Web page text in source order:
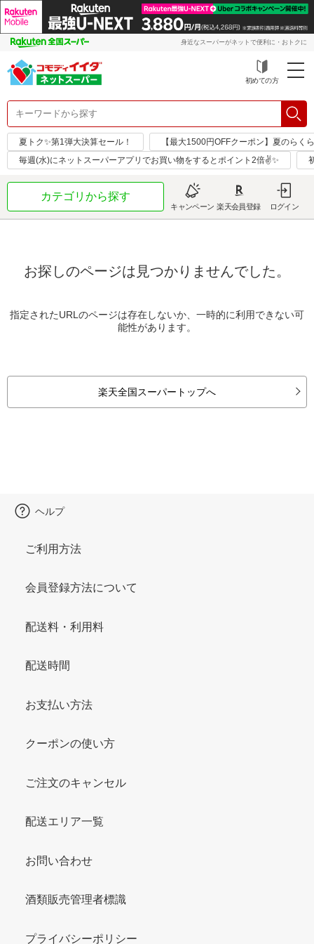
身近なスーパーがネットで便利に・おトクに
初めての方
夏トク✨第1弾大決算セール！
【最大1500円OFFクーポン】夏のらく
毎週(水)にネットスーパーアプリでお買い物をするとポイント2倍✌✨
カテゴリから探す
キャンペーン 楽天会員登録 ログイン
お探しのページは見つかりませんでした。
指定されたURLのページは存在しないか、一時的に利用できない可
能性があります。
楽天全国スーパートップへ
ヘルプ
ご利用方法
会員登録方法について
配送料・利用料
配送時間
お支払い方法
クーポンの使い方
ご注文のキャンセル
配送エリア一覧
お問い合わせ
酒類販売管理者標識
プライバシーポリシー